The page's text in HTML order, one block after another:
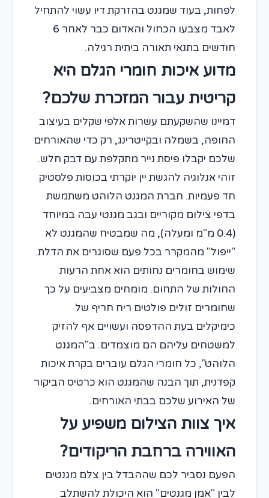
לפחות, בעוד שמגנט בהזרקת דיו עשוי להתחיל
לאבד מצבעו הכחול והאדום כבר לאחר 6
חודשים בתנאי תאורה ביתית רגילה.
מדוע איכות חומרי הגלם היא
קריטית עבור המזכרת שלכם?
דמיינו שהשקעתם עשרות אלפי שקלים בעיצוב
החופה, בשמלה ובקייטרינג, רק כדי שהאורחים
שלכם יקבלו פיסת נייר מתקלפת עם דבק חלש.
זוהי אנלוגיה להגשת יין יוקרתי בכוסות פלסטיק
חד פעמיות. חברת המגנט הלוהט משתמשת
בדפי צילום מקוריים ובגב מגנטי עבה במיוחד
(0.4 מ"מ ומעלה), מה שמבטיח שהמגנט לא
"ייפול" מהמקרר בכל פעם שסוגרים את הדלת.
שימוש בחומרים נחותים הוא אחת הרעות
החולות של התחום. מומחים מצביעים על כך
שחומרים זולים פולטים ריח חריף של
כימיקלים בעת ההדפסה ועשויים אף להזיק
למשטחים עליהם הם מוצמדים. ב"המגנט
הלוהט", כל חומרי הגלם עוברים בקרת איכות
קפדנית, תוך הבנה שהמגנט הוא כרטיס הביקור
של האירוע שלכם בבתי האורחים.
איך צוות הצילום משפיע על
האווירה ברחבת הריקודים?
הפעם נסביר לכם שההבדל בין צלם מגנטים
לבין "אמן מגנטים" הוא היכולת להשתלב